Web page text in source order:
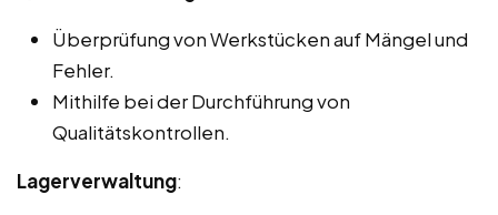
Überprüfung von Werkstücken auf Mängel und
Fehler.
Mithilfe bei der Durchführung von
Qualitätskontrollen.
Lagerverwaltung: